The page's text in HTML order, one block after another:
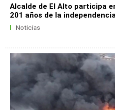
Alcalde de El Alto participa
201 años de la
Noticias